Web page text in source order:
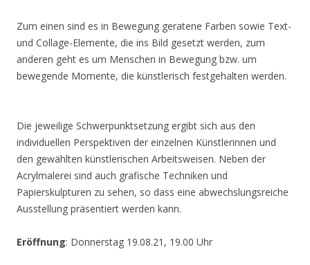
Zum einen sind es in Bewegung geratene Farben sowie Text-
und Collage-Elemente, die ins Bild gesetzt werden, zum
anderen geht es um Menschen in Bewegung bzw. um
bewegende Momente, die künstlerisch festgehalten werden.
Die jeweilige Schwerpunktsetzung ergibt sich aus den
individuellen Perspektiven der einzelnen Künstlerinnen und
den gewählten künstlerischen Arbeitsweisen. Neben der
Acrylmalerei sind auch grafische Techniken und
Papierskulpturen zu sehen, so dass eine abwechslungsreiche
Ausstellung präsentiert werden kann.
Eröffnung: Donnerstag 19.08.21, 19.00 Uhr